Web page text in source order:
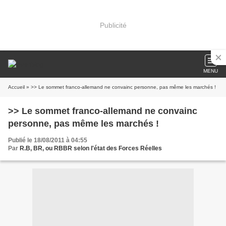
Publicité
MENU
Accueil » >> Le sommet franco-allemand ne convainc personne, pas même les marchés !
>> Le sommet franco-allemand ne convainc
personne, pas même les marchés !
Publié le 18/08/2011 à 04:55
Par R.B, BR, ou RBBR selon l'état des Forces Réelles